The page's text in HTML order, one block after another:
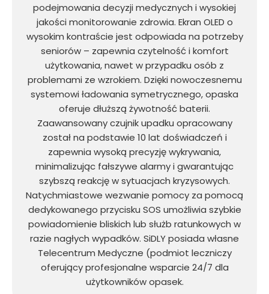
podejmowania decyzji medycznych i wysokiej
jakości monitorowanie zdrowia. Ekran OLED o
wysokim kontraście jest odpowiada na potrzeby
seniorów – zapewnia czytelność i komfort
użytkowania, nawet w przypadku osób z
problemami ze wzrokiem. Dzięki nowoczesnemu
systemowi ładowania symetrycznego, opaska
oferuje dłuższą żywotność baterii.
Zaawansowany czujnik upadku opracowany
został na podstawie 10 lat doświadczeń i
zapewnia wysoką precyzję wykrywania,
minimalizując fałszywe alarmy i gwarantując
szybszą reakcję w sytuacjach kryzysowych.
Natychmiastowe wezwanie pomocy za pomocą
dedykowanego przycisku SOS umożliwia szybkie
powiadomienie bliskich lub służb ratunkowych w
razie nagłych wypadków. SiDLY posiada własne
Telecentrum Medyczne (podmiot leczniczy
oferujący profesjonalne wsparcie 24/7 dla
użytkowników opasek.